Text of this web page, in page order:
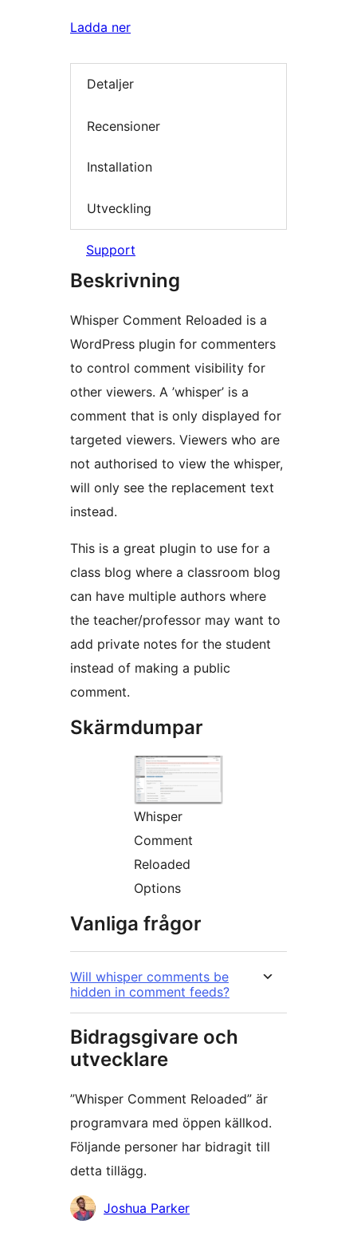
Ladda ner
Detaljer
Recensioner
Installation
Utveckling
Support
Beskrivning
Whisper Comment Reloaded is a
WordPress plugin for commenters
to control comment visibility for
other viewers. A ’whisper’ is a
comment that is only displayed for
targeted viewers. Viewers who are
not authorised to view the whisper,
will only see the replacement text
instead.
This is a great plugin to use for a
class blog where a classroom blog
can have multiple authors where
the teacher/professor may want to
add private notes for the student
instead of making a public
comment.
Skärmdumpar
Whisper
Comment
Reloaded
Options
Vanliga frågor
Will whisper comments be
hidden in comment feeds?
Bidragsgivare och
utvecklare
”Whisper Comment Reloaded” är
programvara med öppen källkod.
Följande personer har bidragit till
detta tillägg.
BidragandeJoshua Parker